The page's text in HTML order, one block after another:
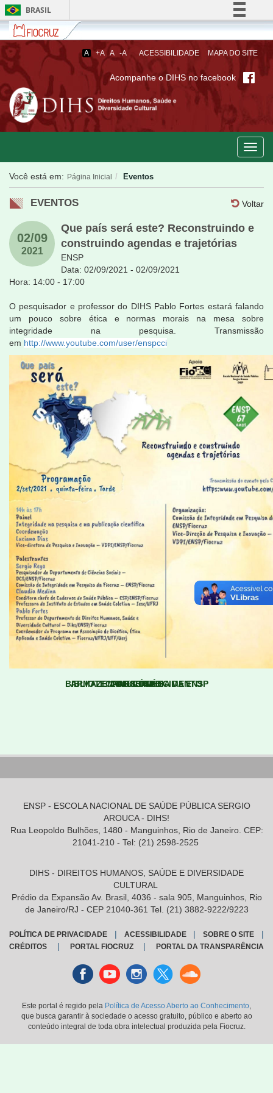
BRASIL
Simplifique!
Comunica BR
Participe
Acesso à informação
Legislação
Fiocruz
Fale
com
a
Fiocruz
A +A A -A ACESSIBILIDADE MAPA DO SITE
Acompanhe o DIHS no facebook
Você está em: Página Inicial Eventos
EVENTOS Voltar
02/09
2021
Que país será este? Reconstruindo e
construindo agendas e trajetórias
ENSP
Data: 02/09/2021 - 02/09/2021
Hora: 14:00 - 17:00
O pesquisador e professor do DIHS Pablo Fortes estará falando
um pouco sobre ética e normas morais na mesa sobre
integridade na pesquisa. Transmissão
em http://www.youtube.com/user/enspcci
ARMAZEM DO CONHECIMENTO
PARCERIAS
LINKS ÚTEIS
BIBLIOTECA MULTIMÍDIA DA ENSP
ENSP - ESCOLA NACIONAL DE SAÚDE PÚBLICA SERGIO
AROUCA - DIHS!
Rua Leopoldo Bulhões, 1480 - Manguinhos, Rio de Janeiro. CEP:
21041-210 - Tel: (21) 2598-2525
DIHS - DIREITOS HUMANOS, SAÚDE E DIVERSIDADE
CULTURAL
Prédio da Expansão Av. Brasil, 4036 - sala 905, Manguinhos, Rio
de Janeiro/RJ - CEP 21040-361 Tel. (21) 3882-9222/9223
POLÍTICA DE PRIVACIDADE | ACESSIBILIDADE | SOBRE O SITE |
CRÉDITOS | PORTAL FIOCRUZ | PORTAL DA TRANSPARÊNCIA
FacebookyoutubeinstagranTwitterSound
cloud
Este portal é regido pela Política de Acesso Aberto ao Conhecimento,
que busca garantir à sociedade o acesso gratuito, público e aberto ao
conteúdo integral de toda obra intelectual produzida pela Fiocruz.